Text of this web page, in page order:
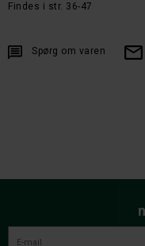
Findes i str. 36-47
Spørg om varen